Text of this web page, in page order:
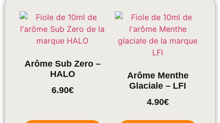
Arôme Sub Zero –
HALO
6.90€
Arôme Menthe
Glaciale – LFI
4.90€